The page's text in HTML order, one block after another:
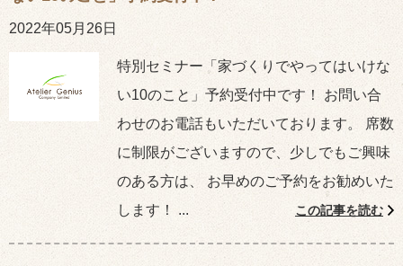
2022年05月26日
特別セミナー「家づくりでやってはいけな
い10のこと」予約受付中です！ お問い合
わせのお電話もいただいております。 席数
に制限がございますので、少しでもご興味
のある方は、 お早めのご予約をお勧めいた
します！ ...
この記事を読む